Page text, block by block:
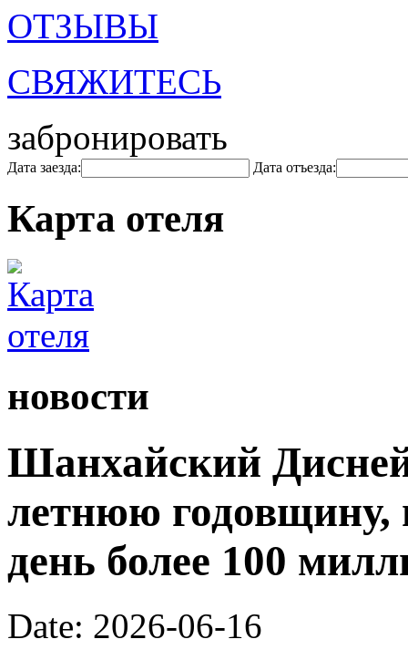
ОТЗЫВЫ
СВЯЖИТЕСЬ
забронировать
Дата заезда: Дата отъезда:
Карта отеля
новости
Шанхайский
летнюю годовщину,
день более 100
Date: 2026-06-16